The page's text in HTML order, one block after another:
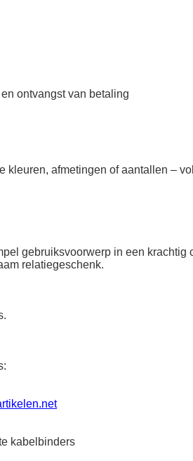
ontvangst van betaling
afmetingen of aantallen –
gebruiksvoorwerp in een krachtig
relatiegeschenk.
kabelbinders